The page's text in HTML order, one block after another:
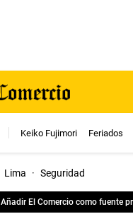
Keiko Fujimori Feriados
Lima · Seguridad
Añadir El Comercio como fuente